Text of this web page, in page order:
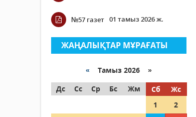
№57 газет 01 тамыз 2026 ж.
ЖАҢАЛЫҚТАР МҰРАҒАТЫ
« Тамыз 2026 »
Дс
Сс Ср Бс Жм Сб
Жс
1
2